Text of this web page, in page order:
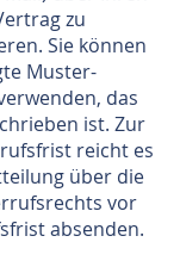
zu
Sie können
Muster-
das
ist. Zur
reicht es
über die
vor
absenden.